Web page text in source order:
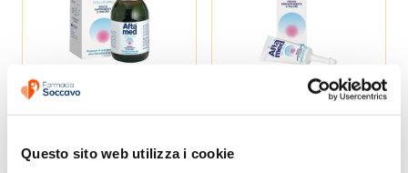
Questo sito web utilizza i cookie
Le Formule del Farmacista
Aftamed collutorio
150 ml taglio
Non Disponibile
Aftamed gel 15ml